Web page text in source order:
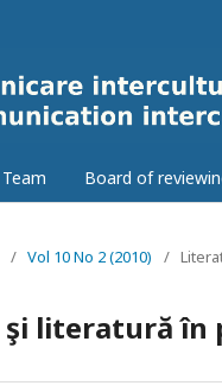
Board of
/ Vol 10 No 2 (2010) /
literatură în